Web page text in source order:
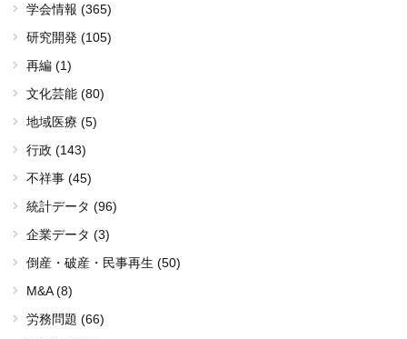
学会情報 (365)
研究開発 (105)
再編 (1)
文化芸能 (80)
地域医療 (5)
行政 (143)
不祥事 (45)
統計データ (96)
企業データ (3)
倒産・破産・民事再生 (50)
M&A (8)
労務問題 (66)